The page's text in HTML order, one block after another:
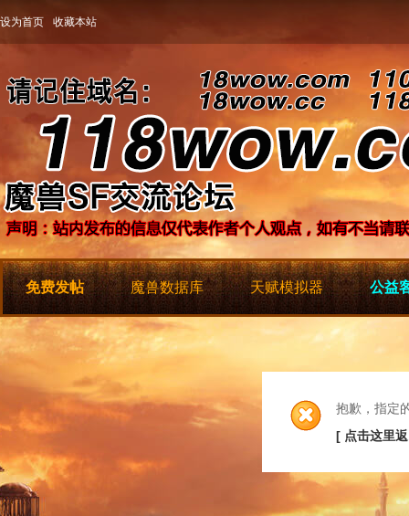
设为首页 收藏本站
免费发帖 魔兽数据库 天赋模拟器 公益
抱歉，指定
[ 点击这里